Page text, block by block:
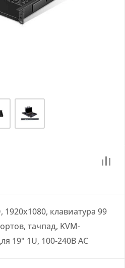
1920x1080, клавиатура 99
тачпад, KVM-
19" 1U, 100-240В AC